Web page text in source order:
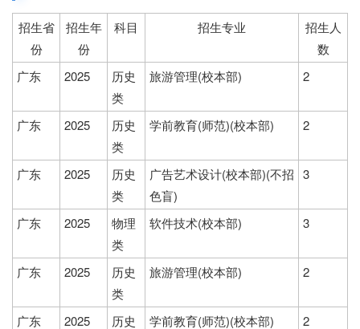
招生省
份
招生年
份
科目 招生专业
招生人
数
广东
2025
历史
类
旅游管理(校本部) 2
广东 2025
历史
类
学前教育(师范)(校本部) 2
广东 2025
历史
类
广告艺术设计(校本部)(不招
色盲)
3
广东 2025
物理
类
软件技术(校本部) 3
广东 2025
历史
类
旅游管理(校本部) 2
广东 2025
历史
学前教育(师范)(校本部) 2